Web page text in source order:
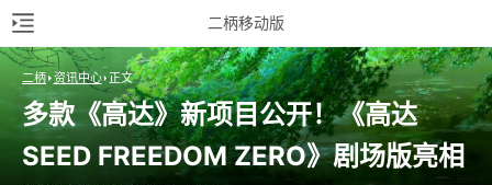
二柄移动版
二柄 资讯中心 正文
多款《高达》新项目公开！《高达
SEED FREEDOM ZERO》剧场版亮相